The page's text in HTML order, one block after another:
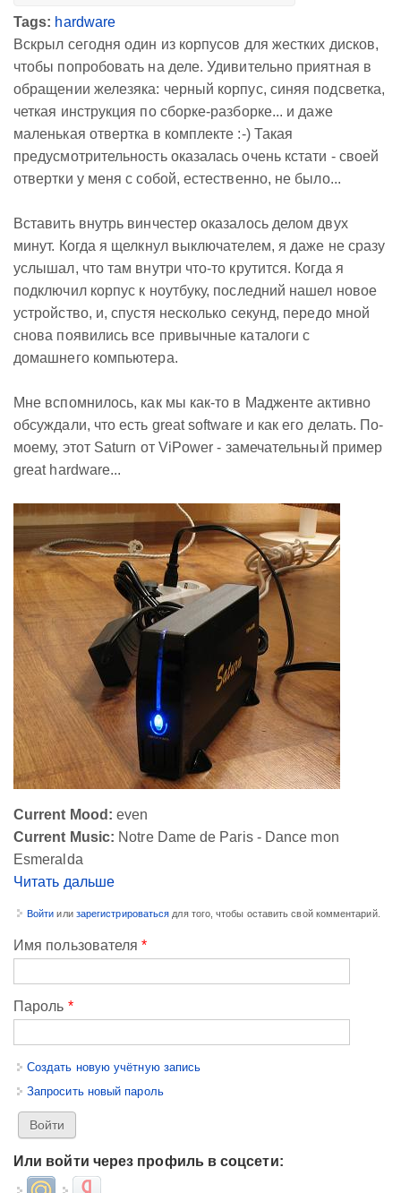
Tags: hardware
Вскрыл сегодня один из корпусов для жестких дисков,
чтобы попробовать на деле. Удивительно приятная в
обращении железяка: черный корпус, синяя подсветка,
четкая инструкция по сборке-разборке... и даже
маленькая отвертка в комплекте :-) Такая
предусмотрительность оказалась очень кстати - своей
отвертки у меня с собой, естественно, не было...
Вставить внутрь винчестер оказалось делом двух
минут. Когда я щелкнул выключателем, я даже не сразу
услышал, что там внутри что-то крутится. Когда я
подключил корпус к ноутбуку, последний нашел новое
устройство, и, спустя несколько секунд, передо мной
снова появились все привычные каталоги с
домашнего компьютера.
Мне вспомнилось, как мы как-то в Мадженте активно
обсуждали, что есть great software и как его делать. По-
моему, этот Saturn от ViPower - замечательный пример
great hardware...
Current Mood: even
Current Music: Notre Dame de Paris - Dance mon
Esmeralda
Читать дальше
Войти или зарегистрироваться для того, чтобы оставить свой комментарий.
Имя пользователя*
Пароль *
Создать новую учётную запись
Запросить новый пароль
Или войти через профиль в соцсети:
Login with Mail.ruLogin with Яндекс